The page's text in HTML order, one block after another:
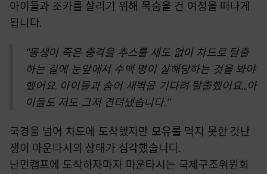
아이들과 조카를 살리기 위해 목숨을 건 여정을 떠나게
됩니다.
"동생이 죽은 충격을 추스를 새도 없이 차드로 탈출
하는 길에 눈앞에서 수백 명이 살해당하는 것을 봐야
했어요. 아이들과 숨어 새벽을 기다려 탈출했어요...아
이들도 저도 그저 견뎌냈습니다."
국경을 넘어 차드에 도착했지만 모유를 먹지 못한 갓난
쟁이 마운타시의 상태가 심각했습니다.
난민캠프에 도착하자마자 마운타시는 국제구조위원회